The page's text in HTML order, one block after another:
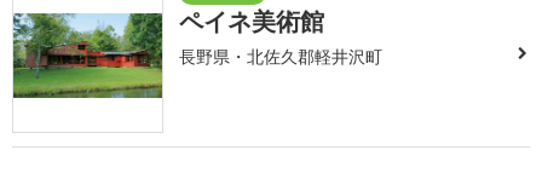
ペイネ美術館
長野県・北佐久郡軽井沢町